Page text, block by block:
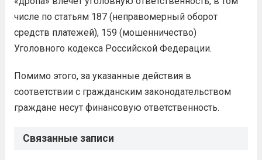
числе по статьям 187 (неправомерный оборот
средств платежей), 159 (мошенничество)
Уголовного кодекса Российской Федерации.
Помимо этого, за указанные действия в
соответствии с гражданским законодательством
граждане несут финансовую ответственность.
Связанные записи